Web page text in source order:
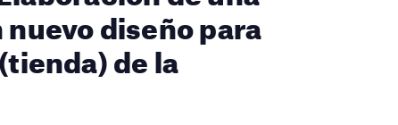
diseño para
de la